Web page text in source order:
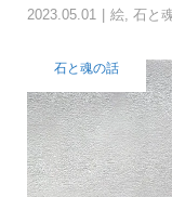
2023.05.01 絵, 石と
石と魂の話